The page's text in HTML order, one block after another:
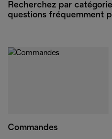
Recherchez par
questions fréquemment
Commandes